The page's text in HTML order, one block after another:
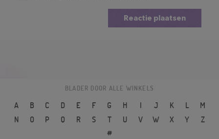
Reactie plaatsen
BLADER DOOR ALLE WINKELS
A B C D E F G H I J K L
M
N
O P Q R S T U V W X Y
Z
#